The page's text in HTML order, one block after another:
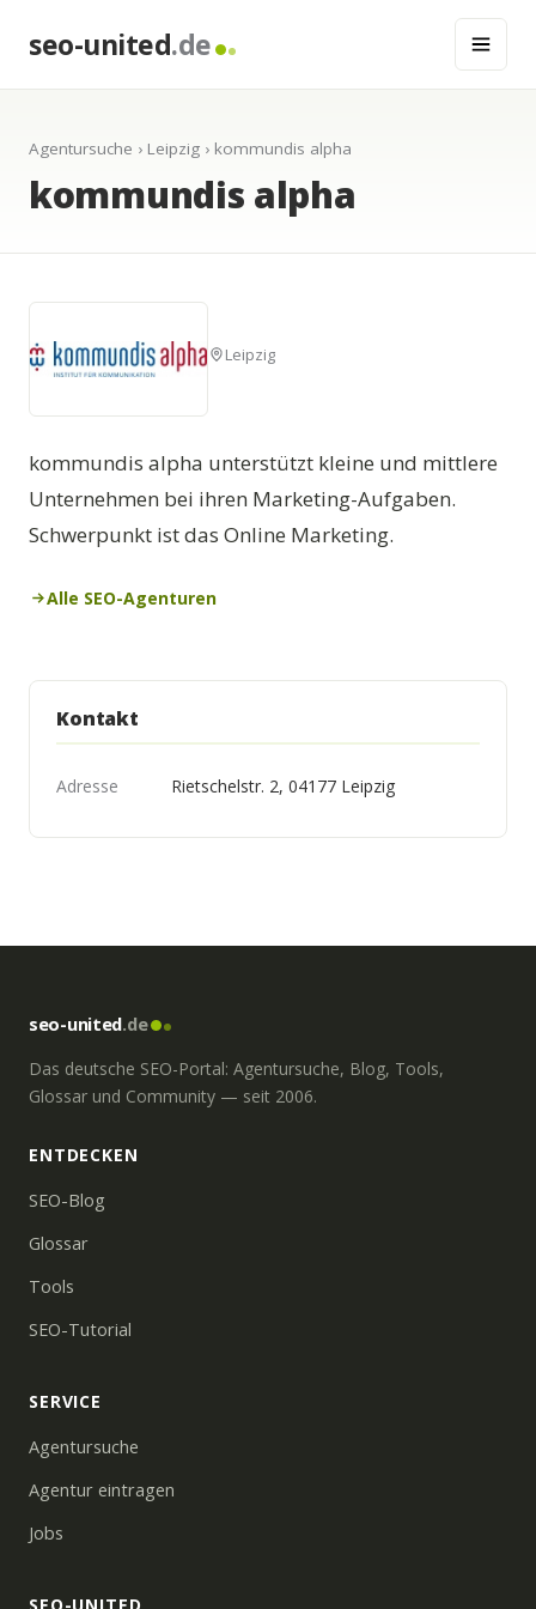
seo-united.de
Agentursuche › Leipzig › kommundis alpha
kommundis alpha
Leipzig
kommundis alpha unterstützt kleine und mittlere
Unternehmen bei ihren Marketing-Aufgaben.
Schwerpunkt ist das Online Marketing.
Alle SEO-Agenturen
Kontakt
Adresse Rietschelstr. 2, 04177 Leipzig
seo-united.de
Das deutsche SEO-Portal: Agentursuche, Blog, Tools,
Glossar und Community — seit 2006.
ENTDECKEN
SEO-Blog
Glossar
Tools
SEO-Tutorial
SERVICE
Agentursuche
Agentur eintragen
Jobs